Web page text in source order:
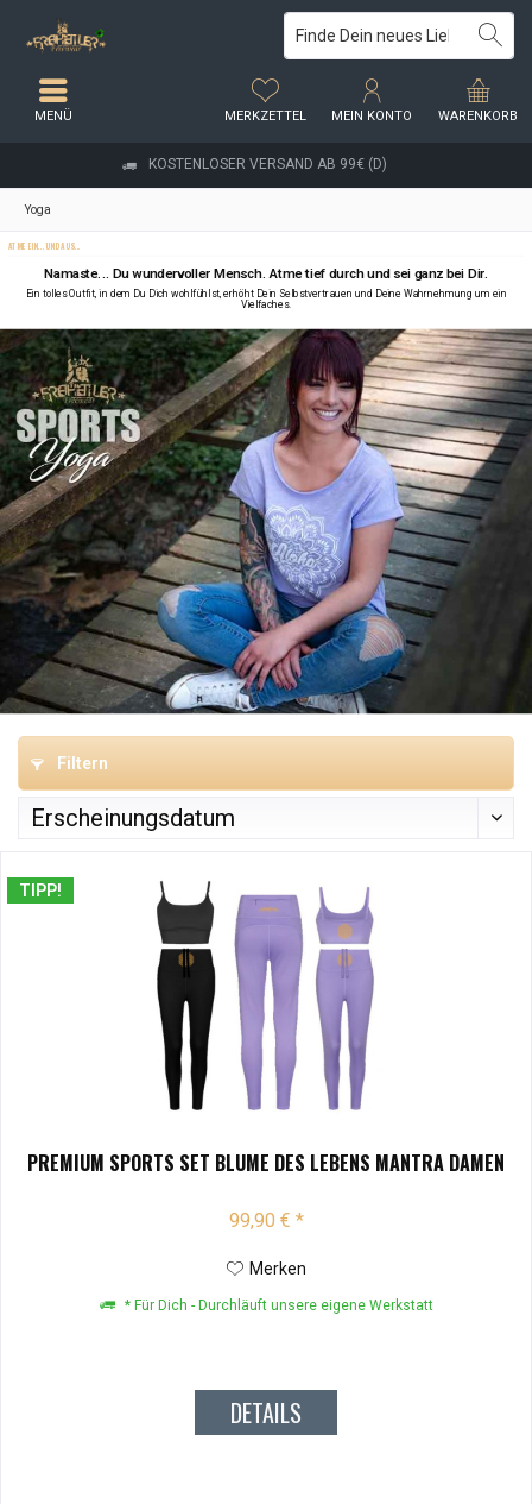
KOSTENLOSER VERSAND AB 99€ (D)
WARENKORB
MERKZETTEL MEIN KONTO
MENÜ
Yoga
ATME EIN... UND AUS...
Namaste... Du wundervoller Mensch. Atme tief durch und sei ganz bei Dir.
Ein tolles Outfit, in dem Du Dich wohlfühlst, erhöht Dein Selbstvertrauen und Deine Wahrnehmung um ein
Vielfaches.
Filtern
TIPP!
PREMIUM SPORTS SET BLUME DES LEBENS MANTRA DAMEN
99,90 € *
Merken
* Für Dich - Durchläuft unsere eigene Werkstatt
DETAILS